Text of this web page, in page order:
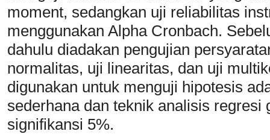
moment, sedangkan uji reliabilitas
menggunakan Alpha Cronbach.
dahulu diadakan pengujian
normalitas, uji linearitas, dan uji
digunakan untuk menguji hipotesis
sederhana dan teknik analisis regresi
signifikansi 5%.